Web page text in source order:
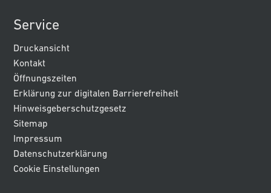
Service
Druckansicht
Kontakt
Öffnungszeiten
Erklärung zur digitalen Barrierefreiheit
Hinweisgeberschutzgesetz
Sitemap
Impressum
Datenschutzerklärung
Cookie Einstellungen